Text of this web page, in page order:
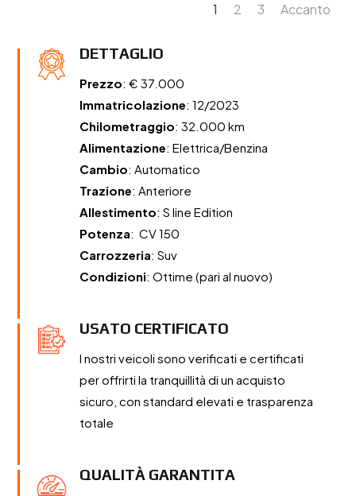
1 2 3 Accanto
DETTAGLIO
Prezzo: € 37.000
Immatricolazione: 12/2023
Chilometraggio: 32.000 km
Alimentazione: Elettrica/Benzina
Cambio: Automatico
Trazione: Anteriore
Allestimento: S line Edition
Potenza: CV 150
Carrozzeria: Suv
Condizioni: Ottime (pari al nuovo)
USATO CERTIFICATO
I nostri veicoli sono verificati e certificati
per offrirti la tranquillità di un acquisto
sicuro, con standard elevati e trasparenza
totale
QUALITÀ GARANTITA